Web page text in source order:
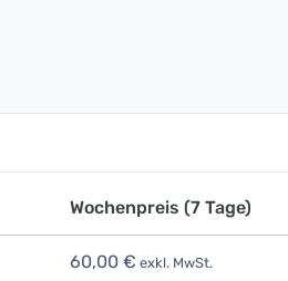
Wochenpreis (7 Tage)
60,00 € exkl. MwSt.